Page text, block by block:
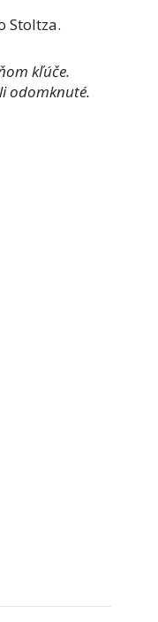
Stoltza.
kľúče.
odomknuté.